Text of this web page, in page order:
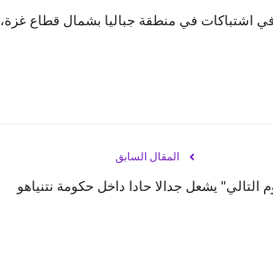
إصاباتهم خطيرة في اشتباكات في منطقة جباليا بشمال قطاع غزة،
المقال السابق
التالي" يشعل جدالا حادا داخل حكومة نتنياهو